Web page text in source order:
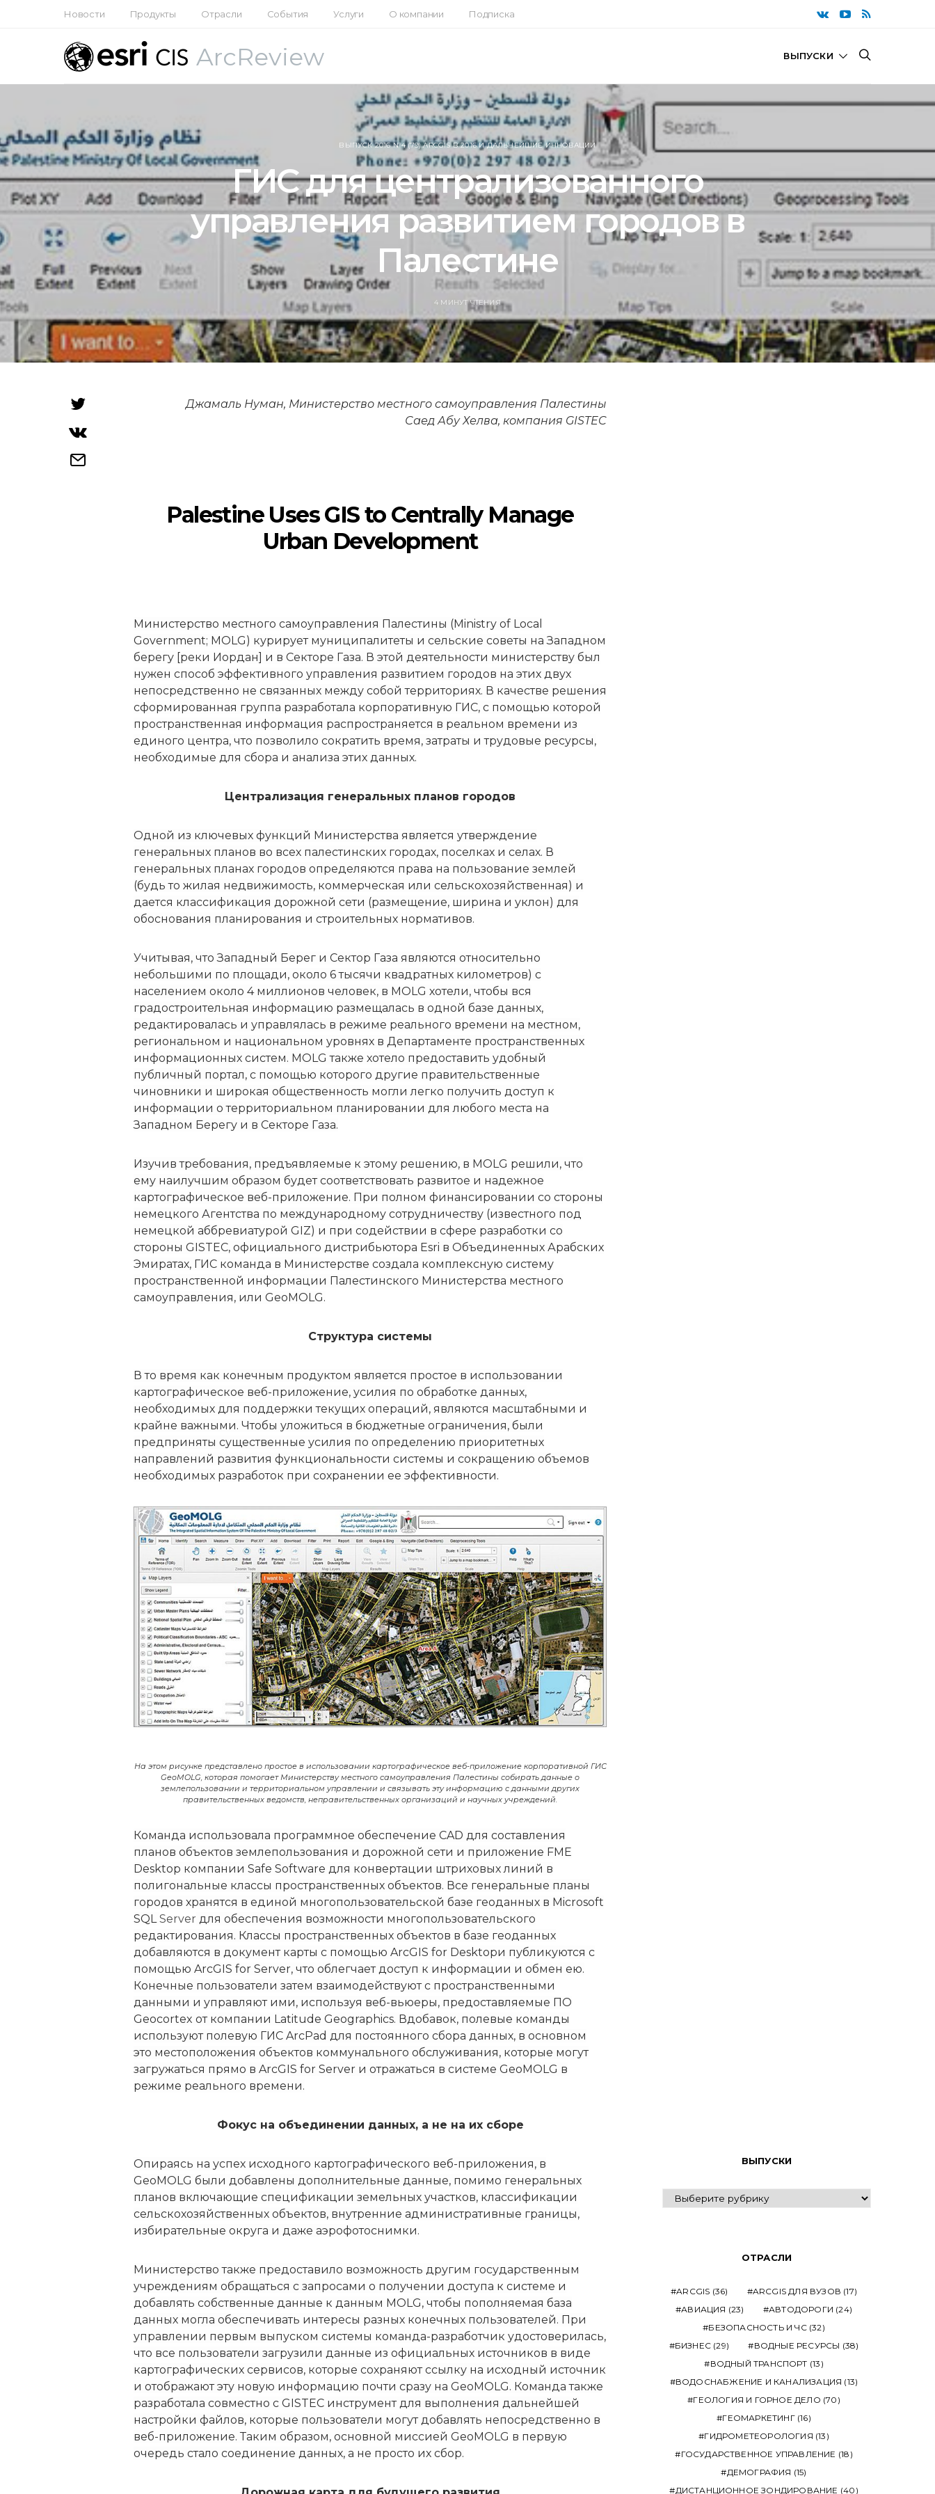
Новости Продукты Отрасли События Услуги О компании Подписка
ArcReview ВЫПУСКИ
ВЫПУСК 2016 №4 (79) ARCGIS В 2016 И ДАЛЬНЕЙШИЕ ИННОВАЦИИ
ГИС для централизованного
управления развитием городов в
Палестине
4 МИНУТ ЧТЕНИЯ
Джамаль Нуман, Министерство местного самоуправления Палестины
Саед Абу Хелва, компания GISTEC
Palestine Uses GIS to Centrally Manage
Urban Development
Министерство местного самоуправления Палестины (Ministry of Local
Government; MOLG) курирует муниципалитеты и сельские советы на Западном
берегу [реки Иордан] и в Секторе Газа. В этой деятельности министерству был
нужен способ эффективного управления развитием городов на этих двух
непосредственно не связанных между собой территориях. В качестве решения
сформированная группа разработала корпоративную ГИС, с помощью которой
пространственная информация распространяется в реальном времени из
единого центра, что позволило сократить время, затраты и трудовые ресурсы,
необходимые для сбора и анализа этих данных.
Централизация генеральных планов городов
Одной из ключевых функций Министерства является утверждение
генеральных планов во всех палестинских городах, поселках и селах. В
генеральных планах городов определяются права на пользование землей
(будь то жилая недвижимость, коммерческая или сельскохозяйственная) и
дается классификация дорожной сети (размещение, ширина и уклон) для
обоснования планирования и строительных нормативов.
Учитывая, что Западный Берег и Сектор Газа являются относительно
небольшими по площади, около 6 тысячи квадратных километров) с
населением около 4 миллионов человек, в MOLG хотели, чтобы вся
градостроительная информацию размещалась в одной базе данных,
редактировалась и управлялась в режиме реального времени на местном,
региональном и национальном уровнях в Департаменте пространственных
информационных систем. MOLG также хотело предоставить удобный
публичный портал, с помощью которого другие правительственные
чиновники и широкая общественность могли легко получить доступ к
информации о территориальном планировании для любого места на
Западном Берегу и в Секторе Газа.
Изучив требования, предъявляемые к этому решению, в MOLG решили, что
ему наилучшим образом будет соответствовать развитое и надежное
картографическое веб-приложение. При полном финансировании со стороны
немецкого Агентства по международному сотрудничеству (известного под
немецкой аббревиатурой GIZ) и при содействии в сфере разработки со
стороны GISTEC, официального дистрибьютора Esri в Объединенных Арабских
Эмиратах, ГИС команда в Министерстве создала комплексную систему
пространственной информации Палестинского Министерства местного
самоуправления, или GeoMOLG.
Структура системы
В то время как конечным продуктом является простое в использовании
картографическое веб-приложение, усилия по обработке данных,
необходимых для поддержки текущих операций, являются масштабными и
крайне важными. Чтобы уложиться в бюджетные ограничения, были
предприняты существенные усилия по определению приоритетных
направлений развития функциональности системы и сокращению объемов
необходимых разработок при сохранении ее эффективности.
На этом рисунке представлено простое в использовании картографическое веб-приложение корпоративной ГИС
GeoMOLG, которая помогает Министерству местного самоуправления Палестины собирать данные о
землепользовании и территориальном управлении и связывать эту информацию с данными других
правительственных ведомств, неправительственных организаций и научных учреждений.
Команда использовала программное обеспечение CAD для составления
планов объектов землепользования и дорожной сети и приложение FME
Desktop компании Safe Software для конвертации штриховых линий в
полигональные классы пространственных объектов. Все генеральные планы
городов хранятся в единой многопользовательской базе геоданных в Microsoft
SQLServer для обеспечения возможности многопользовательского
редактирования. Классы пространственных объектов в базе геоданных
добавляются в документ карты с помощью ArcGIS for Desktopи публикуются с
помощью ArcGIS for Server, что облегчает доступ к информации и обмен ею.
Конечные пользователи затем взаимодействуют с пространственными
данными и управляют ими, используя веб-вьюеры, предоставляемые ПО
Geocortex от компании Latitude Geographics. Вдобавок, полевые команды
используют полевую ГИС ArcPad для постоянного сбора данных, в основном
это местоположения объектов коммунального обслуживания, которые могут
загружаться прямо в ArcGIS for Server и отражаться в системе GeoMOLG в
режиме реального времени.
Фокус на объединении данных, а не на их сборе
Опираясь на успех исходного картографического веб-приложения, в
GeoMOLG были добавлены дополнительные данные, помимо генеральных
планов включающие спецификации земельных участков, классификации
сельскохозяйственных объектов, внутренние административные границы,
избирательные округа и даже аэрофотоснимки.
Министерство также предоставило возможность другим государственным
учреждениям обращаться с запросами о получении доступа к системе и
добавлять собственные данные к данным MOLG, чтобы пополняемая база
данных могла обеспечивать интересы разных конечных пользователей. При
управлении первым выпуском системы команда-разработчик удостоверилась,
что все пользователи загрузили данные из официальных источников в виде
картографических сервисов, которые сохраняют ссылку на исходный источник
и отображают эту новую информацию почти сразу на GeoMOLG. Команда также
разработала совместно с GISTEC инструмент для выполнения дальнейшей
настройки файлов, которые пользователи могут добавлять непосредственно в
веб-приложение. Таким образом, основной миссией GeoMOLG в первую
очередь стало соединение данных, а не просто их сбор.
ВЫПУСКИ
ВЫПУСКИ
ОТРАСЛИ
ARCGIS (36) ARCGIS ДЛЯ ВУЗОВ (17)
АВИАЦИЯ (23) АВТОДОРОГИ (24)
БЕЗОПАСНОСТЬ И ЧС(32)
БИЗНЕС (29) ВОДНЫЕ РЕСУРСЫ (38)
ВОДНЫЙ ТРАНСПОРТ (13)
ВОДОСНАБЖЕНИЕ И КАНАЛИЗАЦИЯ (13)
ГЕОЛОГИЯ И ГОРНОЕ ДЕЛО (70)
ГЕОМАРКЕТИНГ(16)
ГИДРОМЕТЕОРОЛОГИЯ (13)
ГОСУДАРСТВЕННОЕ УПРАВЛЕНИЕ (18)
ДЕМОГРАФИЯ (15)
ДИСТАНЦИОННОЕ ЗОНДИРОВАНИЕ (40)